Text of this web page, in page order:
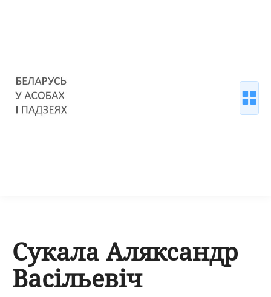
Сукала Аляксандр
Васільевіч